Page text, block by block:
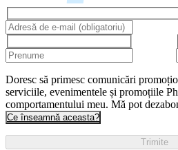
Doresc să primesc comunicări
serviciile, evenimentele și promoțiile
comportamentului meu. Mă pot
Ce înseamnă aceasta?
Trimite